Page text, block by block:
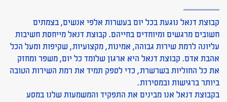
קבוצת דנאל נוגעת בכל יום בעשרות אלפי אנשים, בצמתים
חשובים מרגשים ומיוחדים בחייהם. קבוצת דנאל מייחסת חשיבות
עליונה לרמת שירות גבוהה, אמינות, מקצועיות, שקיפות ומעל הכל
אהבת אדם. קבוצת דנאל היא ארגון שלומד כל יום, משפר ומחזק
את כל החוליות בשרשרת, כדי לספק תמיד את רמת השירות הטובה
ביותר ברגישות ובמסירות.
בקבוצת דנאל אנו מבינים את התפקיד והמשמעות שלנו במסע